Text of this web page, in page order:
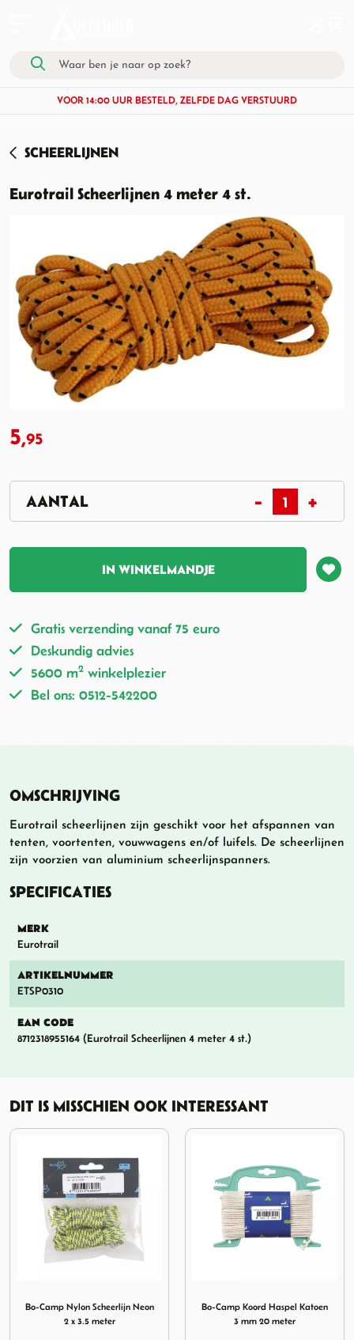
VOOR 14:00 UUR BESTELD, ZELFDE DAG VERSTUURD
SCHEERLIJNEN
Eurotrail Scheerlijnen 4 meter 4 st.
5,95
IN WINKELMANDJE
Gratis verzending vanaf 75 euro
Deskundig advies
5600 m2 winkelplezier
Bel ons: 0512-542200
OMSCHRIJVING
Eurotrail scheerlijnen zijn geschikt voor het afspannen van
tenten, voortenten, vouwwagens en/of luifels. De scheerlijnen
zijn voorzien van aluminium scheerlijnspanners.
SPECIFICATIES
MERK
Eurotrail
ARTIKELNUMMER
ETSP0310
EAN CODE
8712318955164 (Eurotrail Scheerlijnen 4 meter 4 st.)
DIT IS MISSCHIEN OOK INTERESSANT
Bo-Camp Nylon Scheerlijn Neon
2 x 3.5 meter
Bo-Camp Koord Haspel Katoen
3 mm 20 meter